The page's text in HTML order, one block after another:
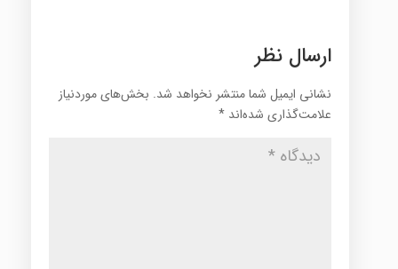
ارسال نظر
نشانی ایمیل شما منتشر نخواهد شد. بخش‌های موردنیاز
علامت‌گذاری شده‌اند *